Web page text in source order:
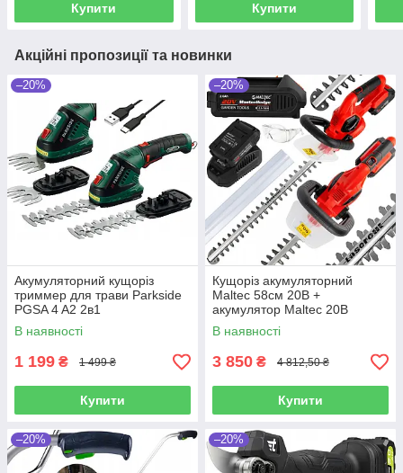
Купити Купити
Акційні пропозиції та новинки
–20%
Акумуляторний кущоріз
триммер для трави Parkside
PGSA 4 A2 2в1
В наявності
1 199 ₴ 1 499 ₴
Купити
–20%
Кущоріз акумуляторний
Maltec 58см 20В +
акумулятор Maltec 20В
2А·год (Польща)
В наявності
3 850 ₴ 4 812,50 ₴
Купити
–20% –20%